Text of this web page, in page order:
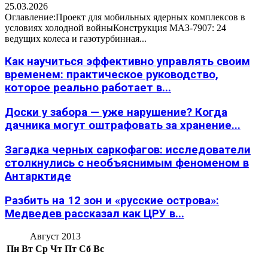
25.03.2026
Оглавление:Проект для мобильных ядерных комплексов в
условиях холодной войныКонструкция МАЗ-7907: 24
ведущих колеса и газотурбинная...
Как научиться эффективно управлять своим
временем: практическое руководство,
которое реально работает в...
Доски у забора — уже нарушение? Когда
дачника могут оштрафовать за хранение...
Загадка черных саркофагов: исследователи
столкнулись с необъяснимым феноменом в
Антарктиде
Разбить на 12 зон и «русские острова»:
Медведев рассказал как ЦРУ в...
Август 2013
Пн Вт Ср Чт Пт Сб Вс